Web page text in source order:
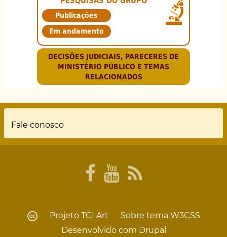
Publicações
Em andamento
DECISÕES JUDICIAIS, PARECERES DE
MINISTÉRIO PÚBLICO E TEMAS
RELACIONADOS
Rodapé
Fale conosco
Projeto TCI Art Sobre tema W3CSS
Desenvolvido com Drupal